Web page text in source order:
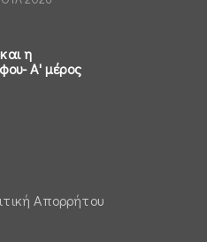
η
Α' μέρος
Απορρήτου